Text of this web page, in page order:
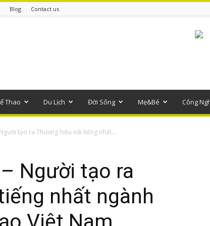
Blog Contact us
Thao Du Lịch Đời Sống Mẹ&Bé Công
tạo ra Thương hiệu nổi tiếng nhất...
Người tạo ra
nhất ngành